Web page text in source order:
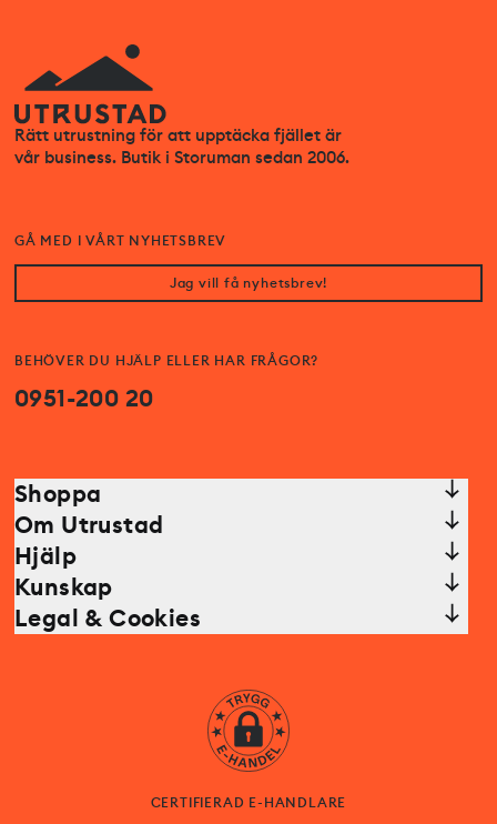
Rätt utrustning för att upptäcka fjället är
vår business. Butik i Storuman sedan 2006.
BEHÖVER DU HJÄLP ELLER HAR FRÅGOR?
0951-200 20
GÅ MED I VÅRT NYHETSBREV
Jag vill få nyhetsbrev!
Shoppa
Om Utrustad
Hjälp
Kunskap
Legal & Cookies
CERTIFIERAD E-HANDLARE